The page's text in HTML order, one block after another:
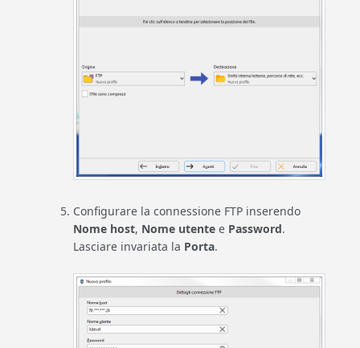
Configurare la connessione FTP inserendo
Nome host, Nome utente e Password.
Lasciare invariata la Porta.